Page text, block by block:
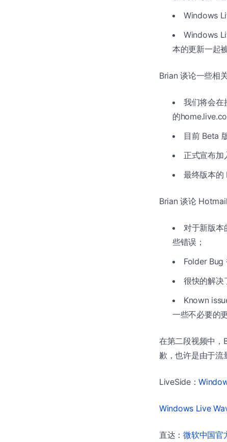
Windows
Windows
本的更新一起
Brian 谈论一些相
我们将会在
的
目前 Beta
正式宣布加
最终版本的
Brian 谈论 Hotmail
对于新版本
些错误；
Folder Bug
很快的解决
Known
一些不必要的
在第二段视频中，
歉，也许是由于流
LiveSide：
Windows Live
直达：微软中国官